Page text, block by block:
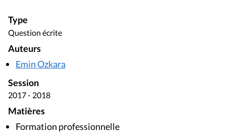
Type
Question écrite
Auteurs
Emin Ozkara
Session
2017 - 2018
Matières
Formation professionnelle